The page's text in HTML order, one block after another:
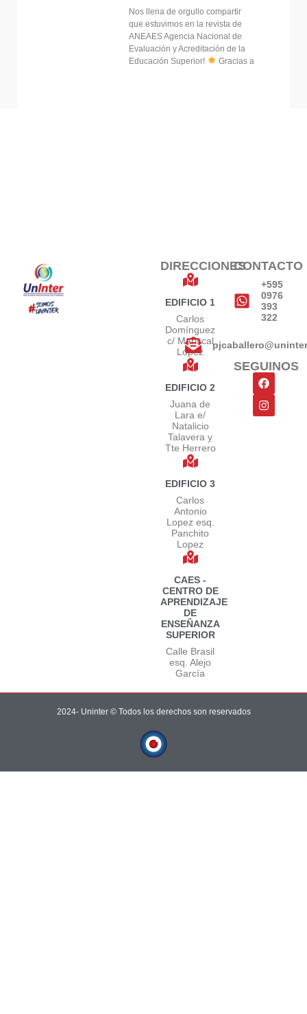
Nos llena de orgullo compartir
que estuvimos en la revista de
ANEAES Agencia Nacional de
Evaluación y Acreditación de la
Educación Superior!
Gracias a
DIRECCIONES
EDIFICIO 1
Carlos
Domínguez
c/ Mariscal
López
EDIFICIO 2
Juana de
Lara e/
Natalicio
Talavera y
Tte Herrero
EDIFICIO 3
Carlos
Antonio
Lopez esq.
Panchito
Lopez
CAES -
CENTRO DE
APRENDIZAJE
DE
ENSEÑANZA
SUPERIOR
Calle Brasil
esq. Alejo
García
CONTACTO
+595
0976
393
322
SEGUINOS
2024- Uninter © Todos los derechos son reservados